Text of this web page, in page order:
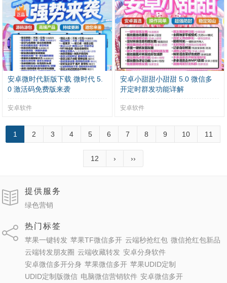
安卓微时代新版下载 微时代 5.
0 激活码免费版来袭
安卓软件
安卓小甜甜小甜甜 5.0 微信多
开定时群发功能详解
安卓软件
1 2 3 4 5 6 7 8 9 10 11
12 › ››
提供服务
绿色营销
热门标签
苹果一键转发 苹果TF微信多开 云端秒抢红包 微信抢红包新品
云端转发朋友圈 云端收藏转发 安卓分身软件
安卓微信多开分身 苹果微信多开 苹果UDID定制
UDID定制版微信 电脑微信营销软件 安卓微信多开